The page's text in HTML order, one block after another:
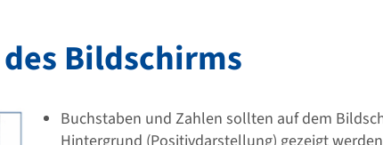
Bildschirms
Buchstaben und Zahlen sollten auf dem